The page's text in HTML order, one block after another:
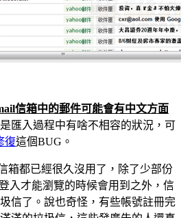
信箱中的郵件可能會有中文方面
匯入過程中有啥不相容的狀況，可
復這個BUG。
箱都已經很久沒用了，除了少部份
入才能瀏覽的時候會用到之外，信
信了。說也奇怪，有些帳號註冊完